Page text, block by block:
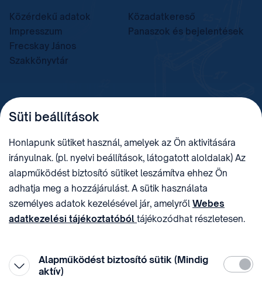
Közérdekű adatok
Közadatkereső
Impresszum
Panaszok és bejelentések
Frecskay János
Szakkönyvtár
TELEFON
+36 (1) 312 4400
sztnh@hipo.gov.hu 15311746-2-42
CÍM
1081 Budapest II. János
Pál pápa tér 7.
HIVATAL RÖVID NEVE
SZTNHOPS, KRID:
174434905
KÖZÖSSÉGI MÉDIA
Süti beállítások
Honlapunk sütiket használ, amelyek az Ön aktivitására
irányulnak. (pl. nyelvi beállítások, látogatott aloldalak) Az
alapműködést biztosító sütiket leszámítva ehhez Ön
adhatja meg a hozzájárulást. A sütik használata
személyes adatok kezelésével jár, amelyről Webes
adatkezelési tájékoztatóból tájékozódhat részletesen.
Alapműködést biztosító sütik (Mindig
aktív)